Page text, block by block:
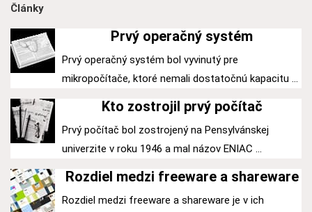
Články
Prvý operačný systém
Prvý operačný systém bol vyvinutý pre
mikropočítače, ktoré nemali dostatočnú kapacitu ...
Kto zostrojil prvý počítač
Prvý počítač bol zostrojený na Pensylvánskej
univerzite v roku 1946 a mal názov ENIAC ...
Rozdiel medzi freeware a shareware
Rozdiel medzi freeware a shareware je v ich